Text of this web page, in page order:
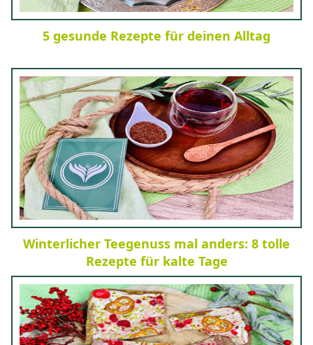
5 gesunde Rezepte für deinen Alltag
Winterlicher Teegenuss mal anders: 8 tolle
Rezepte für kalte Tage